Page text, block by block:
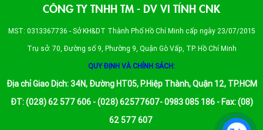
CÔNG TY TNHH TM - DV VI TÍNH CNK
MST: 0313367736 - Sở KH&DT Thành Phố Hồ Chí Minh cấp ngày 23/07/2015
Trụ sở: 70, Đường số 9, Phường 9, Quận Gò Vấp, TP. Hồ Chí Minh
QUY ĐỊNH VÀ CHÍNH SÁCH:
Địa chỉ Giao Dịch: 34N, Đường HT05, P.Hiệp Thành, Quận 12, TP.HCM
ĐT: (028) 62 577 606 - (028) 62577607- 0983 085 186 - Fax: (08)
62 577 607